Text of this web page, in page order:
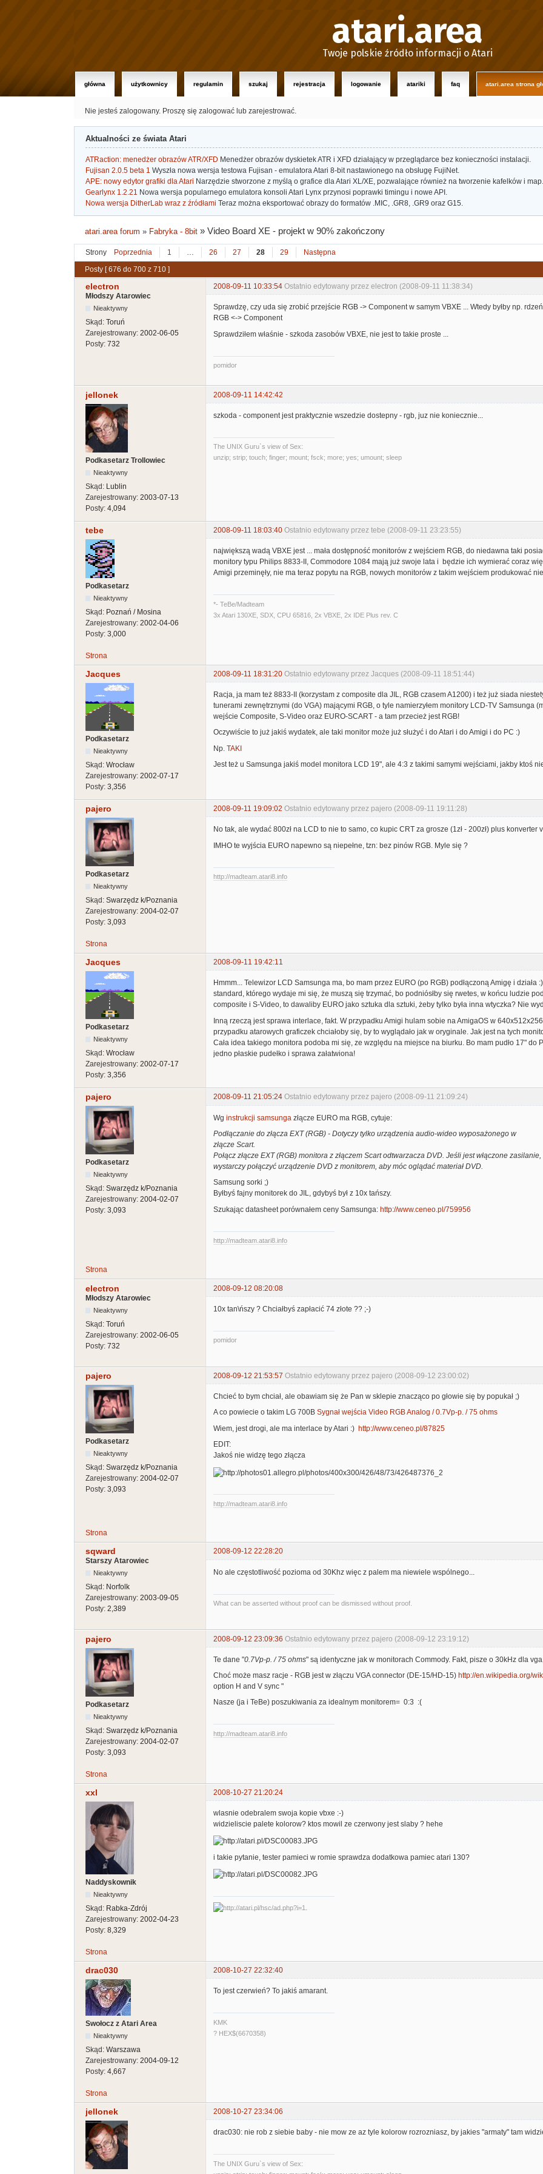
atari.area
Twoje polskie źródło informacji o Atari
główna użytkownicy regulamin szukaj rejestracja logowanie atariki faq atari.area strona
Nie jesteś zalogowany. Proszę się zalogować lub zarejestrować.
Aktualności ze świata Atari
ATRaction: menedżer obrazów ATR/XFD Menedżer obrazów dyskietek ATR i XFD działający w przeglądarce bez konieczności instalacji.
Fujisan 2.0.5 beta 1 Wyszła nowa wersja testowa Fujisan - emulatora Atari 8-bit nastawionego na obsługę FujiNet.
APE: nowy edytor grafiki dla Atari Narzędzie stworzone z myślą o grafice dla Atari XL/XE, pozwalające również na tworzenie kafelków i map.
Gearlynx 1.2.21 Nowa wersja popularnego emulatora konsoli Atari Lynx przynosi poprawki timingu i nowe API.
Nowa wersja DitherLab wraz z źródłami Teraz można eksportować obrazy do formatów .MIC, .GR8, .GR9 oraz G15.
atari.area forum » Fabryka - 8bit »Video Board XE - projekt w 90% zakończony
Strony Poprzednia 1 … 26 27 28 29 Następna
Posty [ 676 do 700 z 710 ]
electron 2008-09-11 10:33:54 Ostatnio edytowany przez electron (2008-09-11 11:38:34)
Młodszy Atarowiec
Nieaktywny
Skąd: Toruń
Zarejestrowany: 2002-06-05
Posty: 732
Sprawdzę, czy uda się zrobić przejście RGB -> Component w samym VBXE ... Wtedy byłby np.
RGB <-> Component
Sprawdziłem właśnie - szkoda zasobów VBXE, nie jest to takie proste ...
pomidor
jellonek 2008-09-11 14:42:42
Podkasetarz Trollowiec
Nieaktywny
Skąd: Lublin
Zarejestrowany: 2003-07-13
Posty: 4,094
szkoda - component jest praktycznie wszedzie dostepny - rgb, juz nie koniecznie...
The UNIX Guru`s view of Sex:
unzip; strip; touch; finger; mount; fsck; more; yes; umount; sleep
tebe 2008-09-11 18:03:40 Ostatnio edytowany przez tebe (2008-09-11 23:23:55)
Podkasetarz
Nieaktywny
Skąd: Poznań / Mosina
Zarejestrowany: 2002-04-06
Posty: 3,000
największą wadą VBXE jest ... mała dostępność monitorów z wejściem RGB, do niedawna taki
monitory typu Philips 8833-II, Commodore 1084 mają już swoje lata i będzie ich wymierać coraz
Amigi przeminęły, nie ma teraz popytu na RGB, nowych monitorów z takim wejściem produkować
*- TeBe/Madteam
3x Atari 130XE, SDX, CPU 65816, 2x VBXE, 2x IDE Plus rev. C
Strona
Jacques 2008-09-11 18:31:20 Ostatnio edytowany przez Jacques (2008-09-11 18:51:44)
Podkasetarz
Nieaktywny
Skąd: Wrocław
Zarejestrowany: 2002-07-17
Posty: 3,356
Racja, ja mam też 8833-II (korzystam z composite dla JIL, RGB czasem A1200) i też już siada
tunerami zewnętrznymi (do VGA) mającymi RGB, o tyle namierzyłem monitory LCD-TV Samsunga
wejście Composite, S-Video oraz EURO-SCART - a tam przecież jest RGB!
Oczywiście to już jakiś wydatek, ale taki monitor może już służyć i do Atari i do Amigi i do PC :)
Np. TAKI
Jest też u Samsunga jakiś model monitora LCD 19", ale 4:3 z takimi samymi wejściami, jakby ktoś
pajero 2008-09-11 19:09:02 Ostatnio edytowany przez pajero (2008-09-11 19:11:28)
Podkasetarz
Nieaktywny
Skąd: Swarzędz k/Poznania
Zarejestrowany: 2004-02-07
Posty: 3,093
No tak, ale wydać 800zł na LCD to nie to samo, co kupic CRT za grosze (1zł - 200zł) plus
IMHO te wyjścia EURO napewno są niepełne, tzn: bez pinów RGB. Myle się ?
http://madteam.atari8.info
Strona
Jacques 2008-09-11 19:42:11
Podkasetarz
Nieaktywny
Skąd: Wrocław
Zarejestrowany: 2002-07-17
Posty: 3,356
Hmmm... Telewizor LCD Samsunga ma, bo mam przez EURO (po RGB) podłączoną Amigę i działa
standard, którego wydaje mi się, że muszą się trzymać, bo podniósłby się rwetes, w końcu ludzie
composite i S-Video, to dawaliby EURO jako sztuka dla sztuki, żeby tylko była inna wtyczka? Nie
Inną rzeczą jest sprawa interlace, fakt. W przypadku Amigi hulam sobie na AmigaOS w
przypadku atarowych graficzek chciałoby się, by to wyglądało jak w oryginale. Jak jest na tych
Cała idea takiego monitora podoba mi się, ze względu na miejsce na biurku. Bo mam pudło 17" do
jedno płaskie pudełko i sprawa załatwiona!
pajero 2008-09-11 21:05:24 Ostatnio edytowany przez pajero (2008-09-11 21:09:24)
Podkasetarz
Nieaktywny
Skąd: Swarzędz k/Poznania
Zarejestrowany: 2004-02-07
Posty: 3,093
Wg instrukcji samsunga złącze EURO ma RGB, cytuje:
Podłączanie do złącza EXT (RGB) - Dotyczy tylko urządzenia audio-wideo wyposażonego w
złącze Scart.
Połącz złącze EXT (RGB) monitora z złączem Scart odtwarzacza DVD. Jeśli jest włączone zasilanie,
wystarczy połączyć urządzenie DVD z monitorem, aby móc oglądać materiał DVD.
Samsung sorki ;)
Byłbyś fajny monitorek do JIL, gdybyś był z 10x tańszy.
Szukając datasheet porównałem ceny Samsunga: http://www.ceneo.pl/759956
http://madteam.atari8.info
Strona
electron
2008-09-12 08:20:08
Młodszy Atarowiec
Nieaktywny
Skąd: Toruń
Zarejestrowany: 2002-06-05
Posty: 732
10x tan\ńszy ? Chciałbyś zapłacić 74 złote ?? ;-)
pomidor
pajero 2008-09-12 21:53:57 Ostatnio edytowany przez pajero (2008-09-12 23:00:02)
Podkasetarz
Nieaktywny
Skąd: Swarzędz k/Poznania
Zarejestrowany: 2004-02-07
Posty: 3,093
Chcieć to bym chciał, ale obawiam się że Pan w sklepie znacząco po głowie się by popukał ;)
A co powiecie o takim LG 700B Sygnał wejścia Video RGB Analog / 0.7Vp-p. / 75 ohms
Wiem, jest drogi, ale ma interlace by Atari :) http://www.ceneo.pl/87825
EDIT:
Jakoś nie widzę tego złącza
http://madteam.atari8.info
Strona
sqward
2008-09-12 22:28:20
Starszy Atarowiec
Nieaktywny
Skąd: Norfolk
Zarejestrowany: 2003-09-05
Posty: 2,389
No ale częstotliwość pozioma od 30Khz więc z palem ma niewiele wspólnego...
What can be asserted without proof can be dismissed without proof.
pajero 2008-09-12 23:09:36 Ostatnio edytowany przez pajero (2008-09-12 23:19:12)
Podkasetarz
Nieaktywny
Skąd: Swarzędz k/Poznania
Zarejestrowany: 2004-02-07
Posty: 3,093
Te dane "0.7Vp-p. / 75 ohms" są identyczne jak w monitorach Commody. Fakt, pisze o 30kHz dla
Choć może masz racje - RGB jest w złączu VGA connector (DE-15/HD-15) http://en.wikipedia.org/
option H and V sync "
Nasze (ja i TeBe) poszukiwania za idealnym monitorem= 0:3 :(
http://madteam.atari8.info
Strona
xxl 2008-10-27 21:20:24
Naddyskownik
Nieaktywny
Skąd: Rabka-Zdrój
Zarejestrowany: 2002-04-23
Posty: 8,329
wlasnie odebralem swoja kopie vbxe :-)
widzieliscie palete kolorow? ktos mowil ze czerwony jest slaby ? hehe
i takie pytanie, tester pamieci w romie sprawdza dodatkowa pamiec atari 130?
Strona
drac030 2008-10-27 22:32:40
Swołocz z Atari Area
Nieaktywny
Skąd: Warszawa
Zarejestrowany: 2004-09-12
Posty: 4,667
To jest czerwień? To jakiś amarant.
KMK
? HEX$(6670358)
Strona
jellonek 2008-10-27 23:34:06
drac030: nie rob z siebie baby - nie mow ze az tyle kolorow rozrozniasz, by jakies "armaty" tam
The UNIX Guru`s view of Sex: